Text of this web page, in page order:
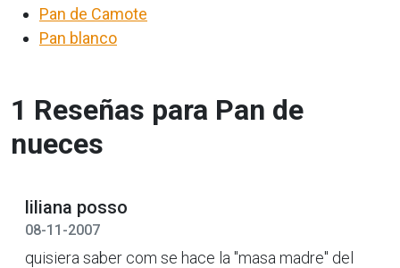
Pan de Camote
Pan blanco
1 Reseñas para Pan de
nueces
liliana posso
08-11-2007
quisiera saber com se hace la "masa madre" del